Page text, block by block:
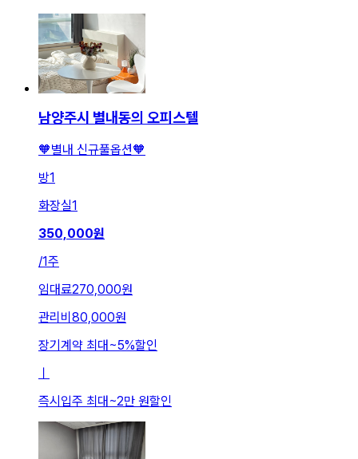
남양주시 별내동의 오피스텔
🧡별내 신규풀옵션🧡
방1
화장실1
350,000원
/1주
임대료270,000원
관리비 80,000원
장기계약 최대~5%할인
ㅣ
즉시입주 최대~2만 원할인